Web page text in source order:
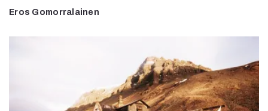
Eros Gomorralainen